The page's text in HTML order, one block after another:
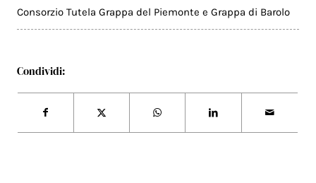
Consorzio Tutela Grappa del Piemonte e Grappa di Barolo
Condividi: